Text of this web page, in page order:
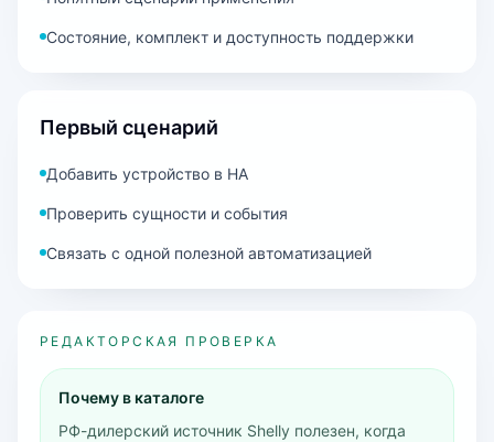
Состояние, комплект и доступность поддержки
Первый сценарий
Добавить устройство в HA
Проверить сущности и события
Связать с одной полезной автоматизацией
РЕДАКТОРСКАЯ ПРОВЕРКА
Почему в каталоге
РФ-дилерский источник Shelly полезен, когда